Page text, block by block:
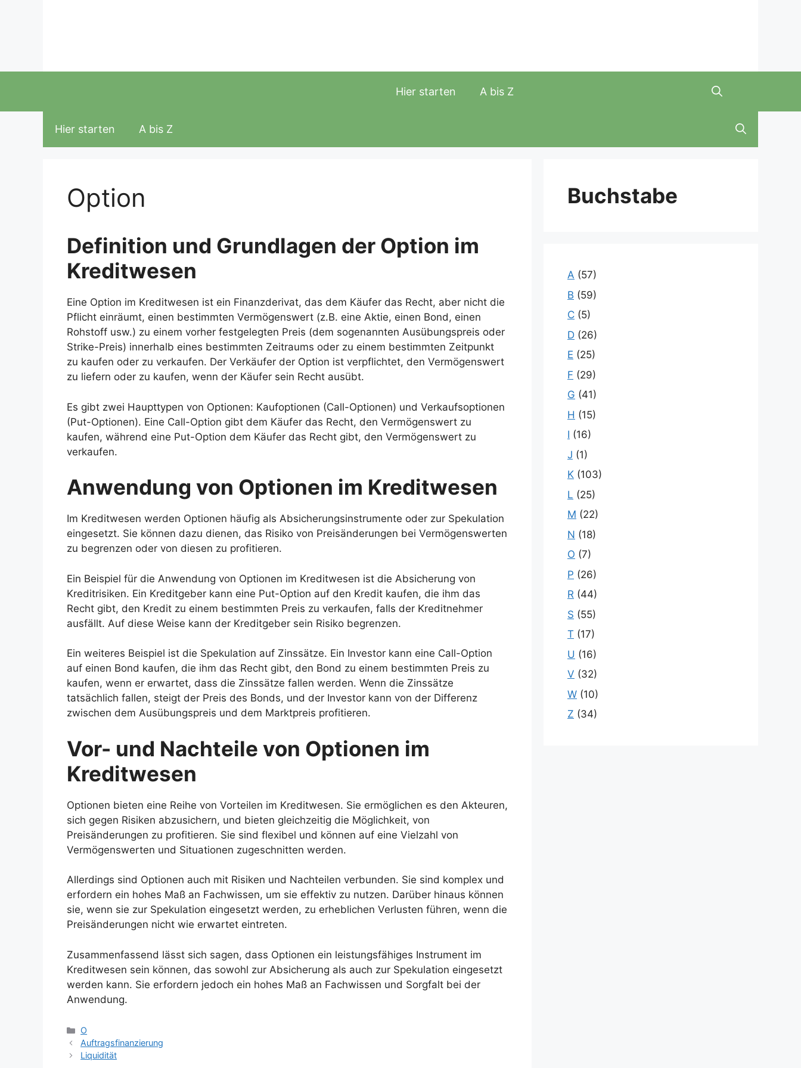
Hier starten A bis Z
Hier starten A bis Z
Option
Definition und Grundlagen der Option im
Kreditwesen
Eine Option im Kreditwesen ist ein Finanzderivat, das dem Käufer das Recht, aber nicht die
Pflicht einräumt, einen bestimmten Vermögenswert (z.B. eine Aktie, einen Bond, einen
Rohstoff usw.) zu einem vorher festgelegten Preis (dem sogenannten Ausübungspreis oder
Strike-Preis) innerhalb eines bestimmten Zeitraums oder zu einem bestimmten Zeitpunkt
zu kaufen oder zu verkaufen. Der Verkäufer der Option ist verpflichtet, den Vermögenswert
zu liefern oder zu kaufen, wenn der Käufer sein Recht ausübt.
Es gibt zwei Haupttypen von Optionen: Kaufoptionen (Call-Optionen) und Verkaufsoptionen
(Put-Optionen). Eine Call-Option gibt dem Käufer das Recht, den Vermögenswert zu
kaufen, während eine Put-Option dem Käufer das Recht gibt, den Vermögenswert zu
verkaufen.
Anwendung von Optionen im Kreditwesen
Im Kreditwesen werden Optionen häufig als Absicherungsinstrumente oder zur Spekulation
eingesetzt. Sie können dazu dienen, das Risiko von Preisänderungen bei Vermögenswerten
zu begrenzen oder von diesen zu profitieren.
Ein Beispiel für die Anwendung von Optionen im Kreditwesen ist die Absicherung von
Kreditrisiken. Ein Kreditgeber kann eine Put-Option auf den Kredit kaufen, die ihm das
Recht gibt, den Kredit zu einem bestimmten Preis zu verkaufen, falls der Kreditnehmer
ausfällt. Auf diese Weise kann der Kreditgeber sein Risiko begrenzen.
Ein weiteres Beispiel ist die Spekulation auf Zinssätze. Ein Investor kann eine Call-Option
auf einen Bond kaufen, die ihm das Recht gibt, den Bond zu einem bestimmten Preis zu
kaufen, wenn er erwartet, dass die Zinssätze fallen werden. Wenn die Zinssätze
tatsächlich fallen, steigt der Preis des Bonds, und der Investor kann von der Differenz
zwischen dem Ausübungspreis und dem Marktpreis profitieren.
Vor- und Nachteile von Optionen im
Kreditwesen
Optionen bieten eine Reihe von Vorteilen im Kreditwesen. Sie ermöglichen es den Akteuren,
sich gegen Risiken abzusichern, und bieten gleichzeitig die Möglichkeit, von
Preisänderungen zu profitieren. Sie sind flexibel und können auf eine Vielzahl von
Vermögenswerten und Situationen zugeschnitten werden.
Allerdings sind Optionen auch mit Risiken und Nachteilen verbunden. Sie sind komplex und
erfordern ein hohes Maß an Fachwissen, um sie effektiv zu nutzen. Darüber hinaus können
sie, wenn sie zur Spekulation eingesetzt werden, zu erheblichen Verlusten führen, wenn die
Preisänderungen nicht wie erwartet eintreten.
Zusammenfassend lässt sich sagen, dass Optionen ein leistungsfähiges Instrument im
Kreditwesen sein können, das sowohl zur Absicherung als auch zur Spekulation eingesetzt
werden kann. Sie erfordern jedoch ein hohes Maß an Fachwissen und Sorgfalt bei der
Anwendung.
Kategorien
O
Auftragsfinanzierung
Liquidität
Buchstabe
A (57)
B (59)
C (5)
D (26)
E (25)
F (29)
G (41)
H (15)
I (16)
J (1)
K (103)
L (25)
M (22)
N (18)
O (7)
P (26)
R (44)
S (55)
T (17)
U (16)
V (32)
W (10)
Z (34)